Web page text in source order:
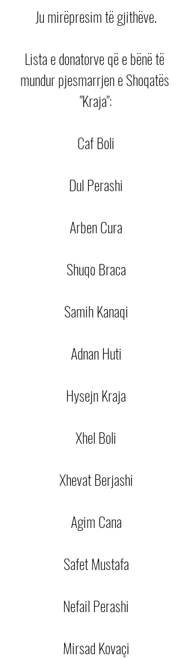
Ju mirëpresim të gjithëve.
Lista e donatorve që e bënë të
mundur pjesmarrjen e Shoqatës
"Kraja":
Caf Boli
Dul Perashi
Arben Cura
Shuqo Braca
Samih Kanaqi
Adnan Huti
Hysejn Kraja
Xhel Boli
Xhevat Berjashi
Agim Cana
Safet Mustafa
Nefail Perashi
Mirsad Kovaçi